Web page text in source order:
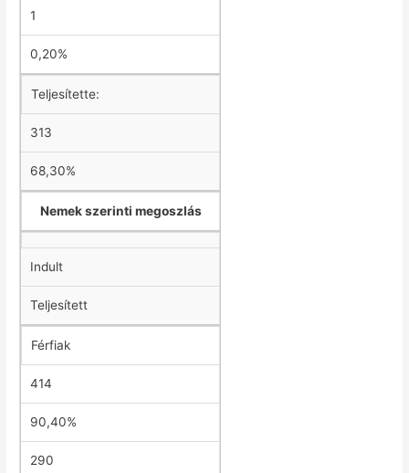
1
0,20%
Teljesítette:
313
68,30%
Nemek szerinti megoszlás
Indult
Teljesített
Férfiak
414
90,40%
290